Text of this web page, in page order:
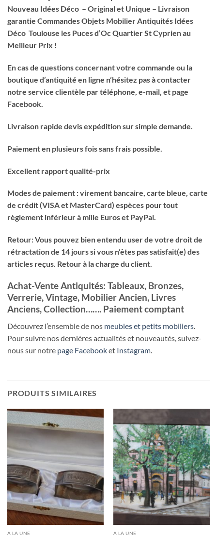
Nouveau Idées Déco – Original et Unique – Livraison
garantie Commandes Objets Mobilier Antiquités Idées
Déco Toulouse les Puces d’Oc Quartier St Cyprien au
Meilleur Prix !
En cas de questions concernant votre commande ou la
boutique d’antiquité en ligne n’hésitez pas à contacter
notre service clientèle par téléphone, e-mail, et page
Facebook.
Livraison rapide devis expédition sur simple demande.
Paiement en plusieurs fois sans frais possible.
Excellent rapport qualité-prix
Modes de paiement : virement bancaire, carte bleue, carte
de crédit (VISA et MasterCard) espèces pour tout
règlement inférieur à mille Euros et PayPal.
Retour: Vous pouvez bien entendu user de votre droit de
rétractation de 14 jours si vous n’êtes pas satisfait(e) des
articles reçus. Retour à la charge du client.
Achat-Vente Antiquités: Tableaux, Bronzes,
Verrerie, Vintage, Mobilier Ancien, Livres
Anciens, Collection……. Paiement comptant
Découvrez l’ensemble de nos meubles et petits mobiliers
Pour suivre nos dernières actualités et nouveautés, suivez-
nous sur notre page Facebooket Instagram
PRODUITS SIMILAIRES
A LA UNE A LA UNE